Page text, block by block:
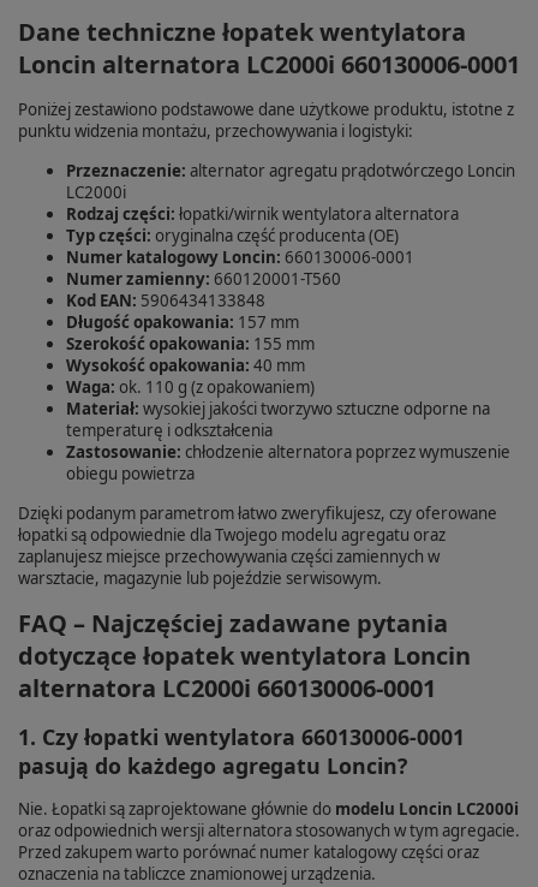
Dane techniczne łopatek wentylatora
Loncin alternatora LC2000i 660130006-0001
Poniżej zestawiono podstawowe dane użytkowe produktu, istotne z
punktu widzenia montażu, przechowywania i logistyki:
Przeznaczenie: alternator agregatu prądotwórczego Loncin
LC2000i
Rodzaj części: łopatki/wirnik wentylatora alternatora
Typ części: oryginalna część producenta (OE)
Numer katalogowy Loncin: 660130006-0001
Numer zamienny: 660120001-T560
Kod EAN: 5906434133848
Długość opakowania: 157 mm
Szerokość opakowania: 155 mm
Wysokość opakowania: 40 mm
Waga: ok. 110 g (z opakowaniem)
Materiał: wysokiej jakości tworzywo sztuczne odporne na
temperaturę i odkształcenia
Zastosowanie: chłodzenie alternatora poprzez wymuszenie
obiegu powietrza
Dzięki podanym parametrom łatwo zweryfikujesz, czy oferowane
łopatki są odpowiednie dla Twojego modelu agregatu oraz
zaplanujesz miejsce przechowywania części zamiennych w
warsztacie, magazynie lub pojeździe serwisowym.
FAQ – Najczęściej zadawane pytania
dotyczące łopatek wentylatora Loncin
alternatora LC2000i 660130006-0001
1. Czy łopatki wentylatora 660130006-0001
pasują do każdego agregatu Loncin?
Nie. Łopatki są zaprojektowane głównie do modelu Loncin LC2000i
oraz odpowiednich wersji alternatora stosowanych w tym agregacie.
Przed zakupem warto porównać numer katalogowy części oraz
oznaczenia na tabliczce znamionowej urządzenia.